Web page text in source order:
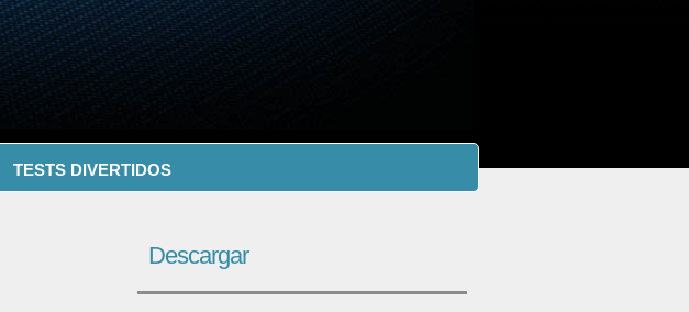
TESTS DIVERTIDOS
Descargar